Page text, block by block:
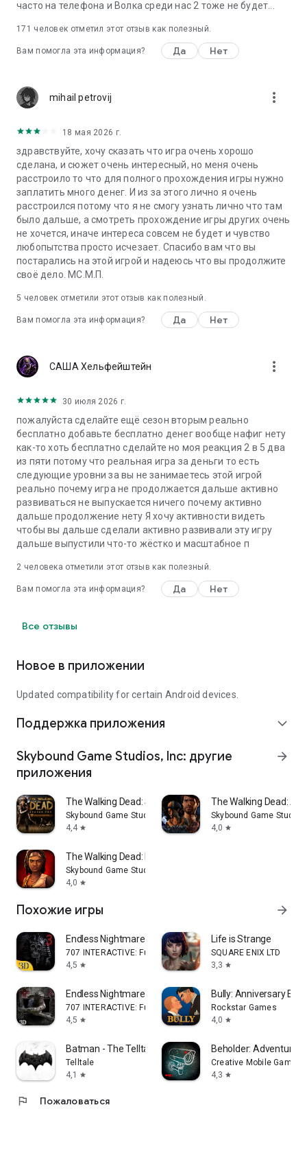
часто на телефона и Волка среди нас 2 тоже не будет...
171 человек отметил этот отзыв как полезный.
Вам помогла эта информация? Да Нет
mihail petrovij more_vert
18 мая 2026 г.
здравствуйте, хочу сказать что игра очень хорошо
сделана, и сюжет очень интересный, но меня очень
расстроило то что для полного прохождения игры нужно
заплатить много денег. И из за этого лично я очень
расстроился потому что я не смогу узнать лично что там
было дальше, а смотреть прохождение игры других очень
не хочется, иначе интереса совсем не будет и чувство
любопытства просто исчезает. Спасибо вам что вы
постарались на этой игрой и надеюсь что вы продолжите
своё дело. МС.М.П.
5 человек отметили этот отзыв как полезный.
Вам помогла эта информация? Да Нет
САША Хельфейштейн more_vert
30 июля 2026 г.
пожалуйста сделайте ещё сезон вторым реально
бесплатно добавьте бесплатно денег вообще нафиг нету
как-то хоть бесплатно сделайте но моя реакция 2 в 5 два
из пяти потому что реальная игра за деньги то есть
следующие уровни за вы не занимаетесь этой игрой
реально почему игра не продолжается дальше активно
развиваться не выпускается ничего почему активно
дальше продолжение нету Я хочу активности видеть
чтобы вы дальше сделали активно развивали эту игру
дальше выпустили что-то жёстко и масштабное п
2 человека отметили этот отзыв как полезный.
Вам помогла эта информация? Да Нет
Все отзывы
Новое в приложении
Updated compatibility for certain Android devices.
Поддержка приложения expand_more
Skybound Game Studios, Inc: другие
приложения
arrow_forward
The Walking Dead: Season Two
Skybound Game Studios, Inc
4,4 star
The Walking Dead: A
Skybound Game
4,0 star
The Walking Dead: Michonne
Skybound Game Studios, Inc
4,0 star
Похожие игры arrow_forward
Endless Nightmare 3: Shrine
707 INTERACTIVE: Fun Epic Casual Games
4,5 star
Life is Strange
SQUARE ENIX LTD
3,3 star
Endless Nightmare 2: Hospital
707 INTERACTIVE: Fun Epic Casual Games
4,5 star
Bully: Anniversary
Rockstar Games
4,0 star
Batman - The Telltale Series
Telltale
4,1
star
Beholder: Adventure
Creative Mobile Games
4,3 star
flag Пожаловаться